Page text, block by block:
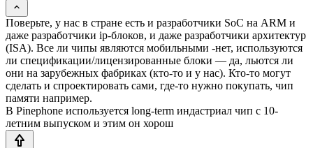
Поверьте, у нас в стране есть и разработчики SoC на ARM и
даже разработчики ip-блоков, и даже разработчики архитектур
(ISA). Все ли чипы являются мобильными -нет, используются
ли спецификации/лицензированные блоки — да, льются ли
они на зарубежных фабриках (кто-то и у нас). Кто-то могут
сделать и спроектировать сами, где-то нужно покупать, чип
памяти например.
В Pinephone используется long-term индастриал чип с 10-
летним выпуском и этим он хорош